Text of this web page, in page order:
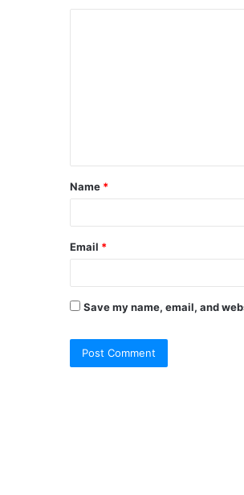
t
*
Name *
Email *
Save my name, email, and